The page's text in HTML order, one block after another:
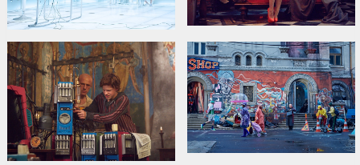
Официальный сайт